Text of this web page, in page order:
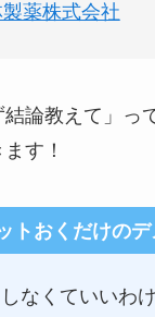
薬株式会社
結論教えて」っ
す！
トおくだけのデ
なくていいわ